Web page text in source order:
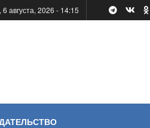
6 августа, 2026 - 14:15